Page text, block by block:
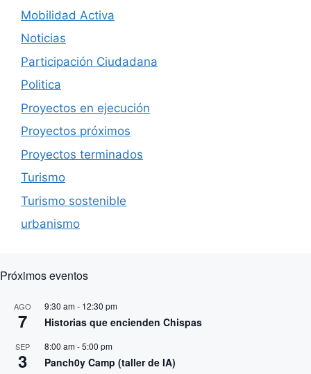
Mobilidad Activa
Noticias
Participación Ciudadana
Politica
Proyectos en ejecución
Proyectos próximos
Proyectos terminados
Turismo
Turismo sostenible
urbanismo
Próximos eventos
AGO
7
9:30 am- 12:30 pm
Historias que encienden Chispas
SEP
3
8:00 am-5:00 pm
Panch0y Camp (taller de IA)